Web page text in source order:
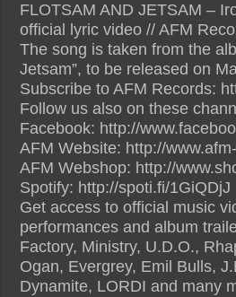
FLOTSAM AND JETSAM –
official lyric video // AFM
The song is taken from the
Jetsam”, to be released on
Subscribe to AFM Records:
Follow us also on these
Facebook: http://
AFM Website: http://
AFM Webshop: http://
Spotify: http://spoti.fi/1GiQDjJ
Get access to official music
performances and album
Factory, Ministry, U.D.O.,
Ogan, Evergrey, Emil Bulls,
Dynamite, LORDI and many